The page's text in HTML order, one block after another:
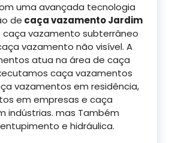
uma avançada tecnologia
de caça vazamento Jardim
caça vazamento subterrâneo
vazamento não visível. A
atua na área de caça
caça vazamentos
vazamentos em residência,
em empresas e caça
indústrias. mas Também
e hidráulica.